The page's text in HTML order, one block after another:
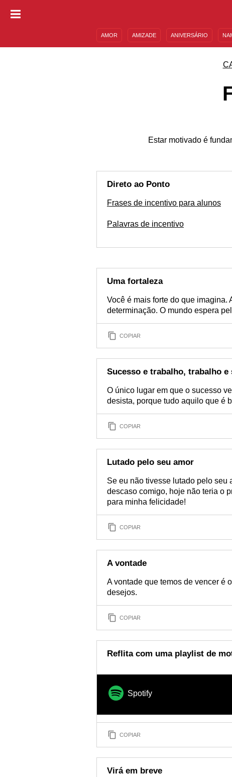
AMOR AMIZADE ANIVERSÁRIO
Estar motivado é
Direto ao Ponto
Frases de incentivo para alunos
Palavras de incentivo
Uma fortaleza
Você é mais forte do que imagina.
determinação. O mundo espera
COPIAR
Sucesso e trabalho, trabalho e
O único lugar em que o sucesso
desista, porque tudo aquilo que é
COPIAR
Lutado pelo seu amor
Se eu não tivesse lutado pelo seu
descaso comigo, hoje não teria o
para minha felicidade!
COPIAR
A vontade
A vontade que temos de vencer é
desejos.
COPIAR
Reflita com uma playlist de
Spotify
COPIAR
Virá em breve